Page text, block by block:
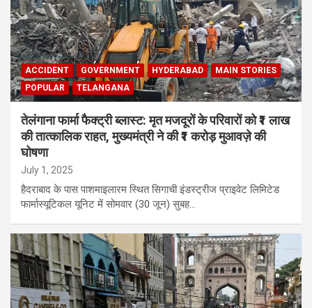
ACCIDENT GOVERNMENT HYDERABAD
MAIN STORIES
POPULAR
TELANGANA
तेलंगाना फार्मा फैक्ट्री ब्लास्ट: मृत मजदूरों के परिवारों को ₹1 लाख
की तात्कालिक राहत, मुख्यमंत्री ने की ₹1 करोड़ मुआवज़े की
घोषणा
July 1, 2025
हैदराबाद के पास पाशमाइलारम स्थित सिगाची इंडस्ट्रीज प्राइवेट लिमिटेड
फार्मास्यूटिकल यूनिट में सोमवार (30 जून) सुबह…